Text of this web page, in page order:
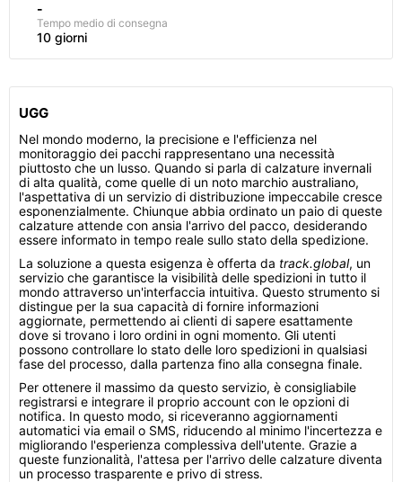
-
Tempo medio di consegna
10 giorni
UGG
Nel mondo moderno, la precisione e l'efficienza nel
monitoraggio dei pacchi rappresentano una necessità
piuttosto che un lusso. Quando si parla di calzature invernali
di alta qualità, come quelle di un noto marchio australiano,
l'aspettativa di un servizio di distribuzione impeccabile cresce
esponenzialmente. Chiunque abbia ordinato un paio di queste
calzature attende con ansia l'arrivo del pacco, desiderando
essere informato in tempo reale sullo stato della spedizione.
La soluzione a questa esigenza è offerta da track.global, un
servizio che garantisce la visibilità delle spedizioni in tutto il
mondo attraverso un'interfaccia intuitiva. Questo strumento si
distingue per la sua capacità di fornire informazioni
aggiornate, permettendo ai clienti di sapere esattamente
dove si trovano i loro ordini in ogni momento. Gli utenti
possono controllare lo stato delle loro spedizioni in qualsiasi
fase del processo, dalla partenza fino alla consegna finale.
Per ottenere il massimo da questo servizio, è consigliabile
registrarsi e integrare il proprio account con le opzioni di
notifica. In questo modo, si riceveranno aggiornamenti
automatici via email o SMS, riducendo al minimo l'incertezza e
migliorando l'esperienza complessiva dell'utente. Grazie a
queste funzionalità, l'attesa per l'arrivo delle calzature diventa
un processo trasparente e privo di stress.